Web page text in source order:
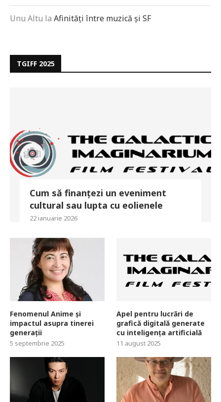
Unu Altu la Afinități între muzică și SF
TGIFF 2025
Cum să finanțezi un eveniment
cultural sau lupta cu eolienele
22 ianuarie 2026
Fenomenul Anime și
impactul asupra tinerei
generații
5 septembrie 2025
Apel pentru lucrări de
grafică digitală generate
cu inteligența artificială
11 august 2025